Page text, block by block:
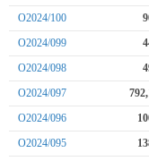
O2024/100
O2024/099
O2024/098
O2024/097
O2024/096
O2024/095